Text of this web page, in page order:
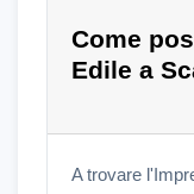
Come
Edile a
A trovare